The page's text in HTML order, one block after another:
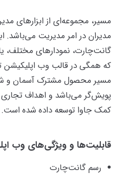
مسیر، مجموعه‌ای از ابزارهای
مدیران در امر مدیریت می‌باشد.
گانت‌چارت، نمودارهای مختلف،
که همگی در قالب وب اپلیکیشن
مسیر محصول مشترک آسمان و
پویش‌گر می‌باشد و اهداف تجاری
کمک جاوا توسعه داده شده است.
قابلیت‌ها و ویژگی‌های وب
رسم گانت‌چارت